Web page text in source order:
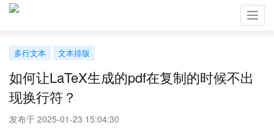
多行文本 文本排版
如何让LaTeX生成的pdf在复制的时候不出
现换行符？
发布于 2025-01-23 15:04:30